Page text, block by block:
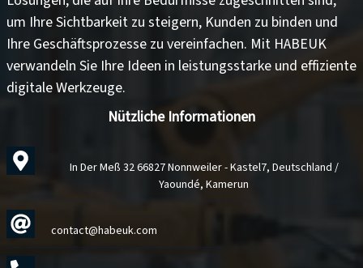
um Ihre Sichtbarkeit zu steigern, Kunden zu binden und
Ihre Geschäftsprozesse zu vereinfachen. Mit HABEUK
verwandeln Sie Ihre Ideen in leistungsstarke und effiziente
digitale Werkzeuge.
Nützliche Informationen
In Der Meß 32 66827 Nonnweiler - Kastel7, Deutschland /
Yaoundé, Kamerun
contact@habeuk.com